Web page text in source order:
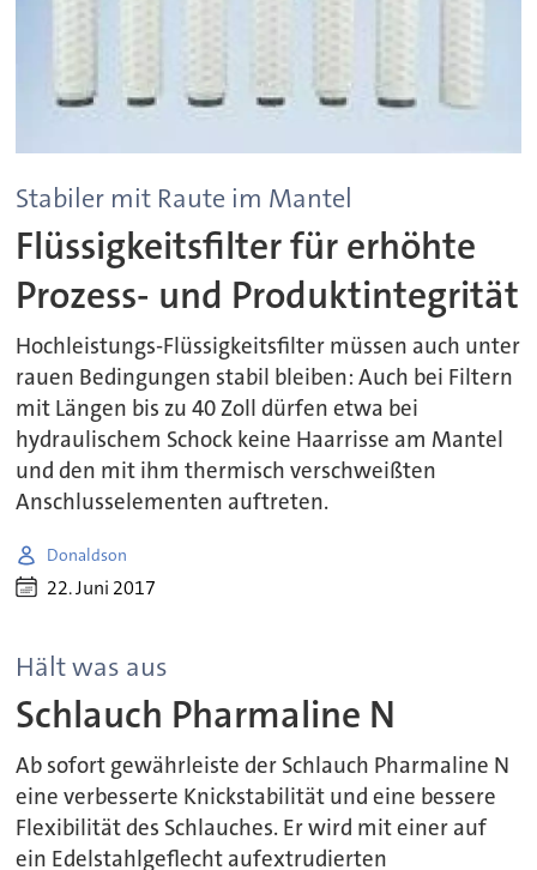
Stabiler mit Raute im Mantel
Flüssigkeitsfilter für erhöhte
Prozess- und Produktintegrität
Hochleistungs-Flüssigkeitsfilter müssen auch unter
rauen Bedingungen stabil bleiben: Auch bei Filtern
mit Längen bis zu 40 Zoll dürfen etwa bei
hydraulischem Schock keine Haarrisse am Mantel
und den mit ihm thermisch verschweißten
Anschlusselementen auftreten.
Donaldson
22. Juni 2017
Hält was aus
Schlauch Pharmaline N
Ab sofort gewährleiste der Schlauch Pharmaline N
eine verbesserte Knickstabilität und eine bessere
Flexibilität des Schlauches. Er wird mit einer auf
ein Edelstahlgeflecht aufextrudierten